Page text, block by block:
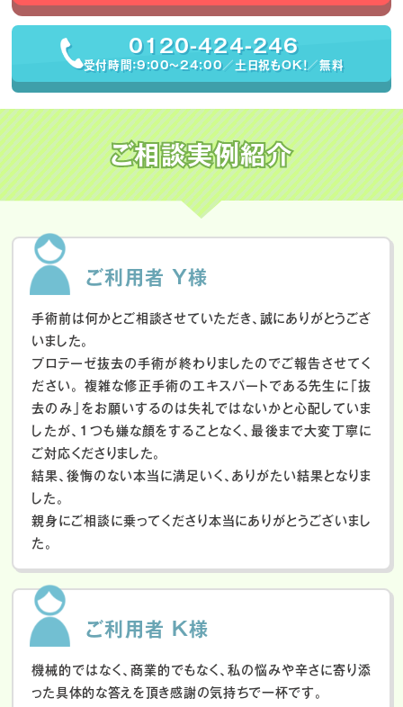
0120-424-246
受付時間：9:00〜24:00／土日祝もOK！／無料
ご相談実例紹介
ご利用者 Y様
手術前は何かとご相談させていただき、誠にありがとうござ
いました。
プロテーゼ抜去の手術が終わりましたのでご報告させてく
ださい。
複雑な修正手術のエキスパートである先生に「抜
去のみ」をお願いするのは失礼ではないかと心配していま
したが、１つも嫌な顔をすることなく、最後まで大変丁寧に
ご対応くださりました。
結果、後悔のない本当に満足いく、ありがたい結果となりま
した。
親身にご相談に乗ってくださり本当にありがとうございまし
た。
ご利用者 K様
機械的ではなく、商業的でもなく、私の悩みや辛さに寄り添
った具体的な答えを頂き感謝の気持ちで一杯です。